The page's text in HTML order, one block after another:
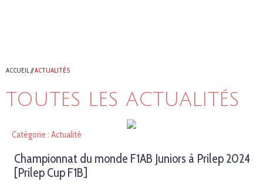
ACCUEIL//ACTUALITÉS
TOUTES LES ACTUALITÉS
Catégorie : Actualité
Championnat du monde F1AB Juniors à Prilep 2024
[Prilep Cup F1B]